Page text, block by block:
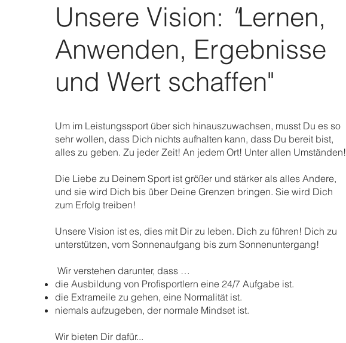
Unsere Vision: "Lernen,
Anwenden, Ergebnisse
und Wert schaffen"
Um im Leistungssport über sich hinauszuwachsen, musst Du es so
sehr wollen, dass Dich nichts aufhalten kann, dass Du bereit bist,
alles zu geben. Zu jeder Zeit! An jedem Ort! Unter allen Umständen!
Die Liebe zu Deinem Sport ist größer und stärker als alles Andere,
und sie wird Dich bis über Deine Grenzen bringen. Sie wird Dich
zum Erfolg treiben!
Unsere Vision ist es, dies mit Dir zu leben. Dich zu führen! Dich zu
unterstützen, vom Sonnenaufgang bis zum Sonnenuntergang!
Wir verstehen darunter, dass …
die Ausbildung von Profisportlern eine 24/7 Aufgabe ist.
die Extrameile zu gehen, eine Normalität ist.
niemals aufzugeben, der normale Mindset ist.
Wir bieten Dir dafür...